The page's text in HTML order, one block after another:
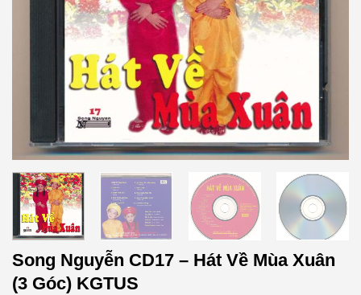
Song Nguyễn CD17 – Hát Về Mùa Xuân
(3 Góc) KGTUS